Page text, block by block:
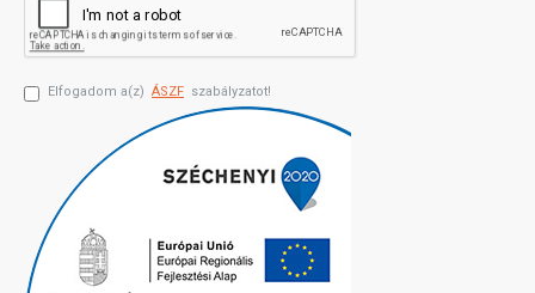
Elfogadom a(z) ÁSZF szabályzatot!